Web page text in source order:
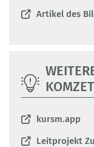
Artikel des
kursm.app
Leitprojekt